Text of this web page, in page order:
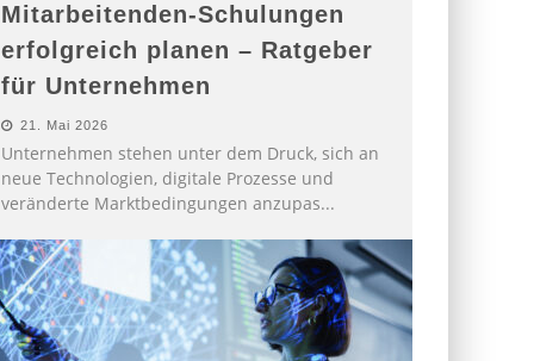
Mitarbeitenden-Schulungen
erfolgreich planen – Ratgeber
für Unternehmen
21. Mai 2026
Unternehmen stehen unter dem Druck, sich an
neue Technologien, digitale Prozesse und
veränderte Marktbedingungen anzupas...